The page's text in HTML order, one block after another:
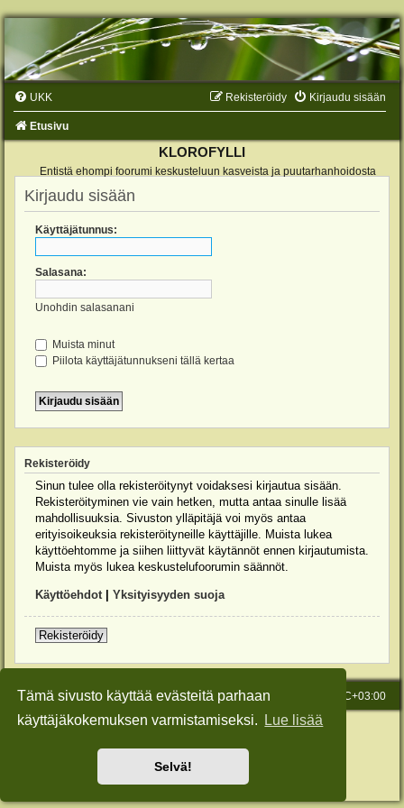
Tämä sivusto käyttää evästeitä parhaan
käyttäjäkokemuksen varmistamiseksi.
Lue lisää
Selvä!
UKK Kirjaudu sisään
Rekisteröidy
Etusivu
KLOROFYLLI
Entistä ehompi foorumi keskusteluun kasveista ja puutarhanhoidosta
Kirjaudu sisään
Käyttäjätunnus:
Salasana:
Unohdin salasanani
Muista minut
Piilota käyttäjätunnukseni tällä kertaa
Rekisteröidy
Sinun tulee olla rekisteröitynyt voidaksesi kirjautua sisään.
Rekisteröityminen vie vain hetken, mutta antaa sinulle lisää
mahdollisuuksia. Sivuston ylläpitäjä voi myös antaa
erityisoikeuksia rekisteröityneille käyttäjille. Muista lukea
käyttöehtomme ja siihen liittyvät käytännöt ennen kirjautumista.
Muista myös lukea keskustelufoorumin säännöt.
Käyttöehdot| Yksityisyyden suoja
Rekisteröidy
Etusivu Kaikki ajat ovat UTC+03:00
Viesti Ylläpidolle
Keskustelufoorumin ohjelmistophpBB® Forum Software © phpBB Limited